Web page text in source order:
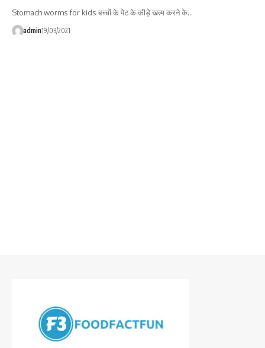
Stomach worms for kids बच्चों के पेट के कीड़े खत्म करने के…
admin19/03/2021